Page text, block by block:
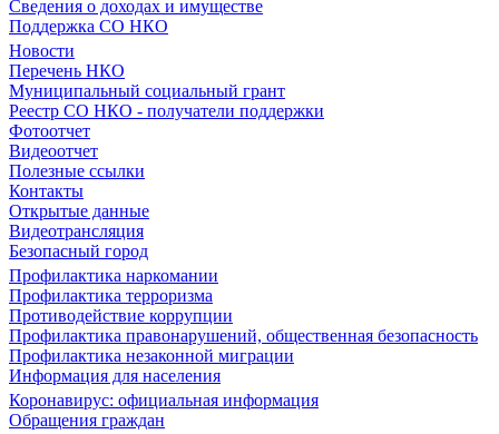
Сведения о доходах и имуществе
Поддержка СО НКО
Новости
Перечень НКО
Муниципальный социальный грант
Реестр СО НКО - получатели поддержки
Фотоотчет
Видеоотчет
Полезные ссылки
Контакты
Открытые данные
Видеотрансляция
Безопасный город
Профилактика наркомании
Профилактика терроризма
Противодействие коррупции
Профилактика правонарушений, общественная безопасность
Профилактика незаконной миграции
Информация для населения
Коронавирус: официальная информация
Обращения граждан